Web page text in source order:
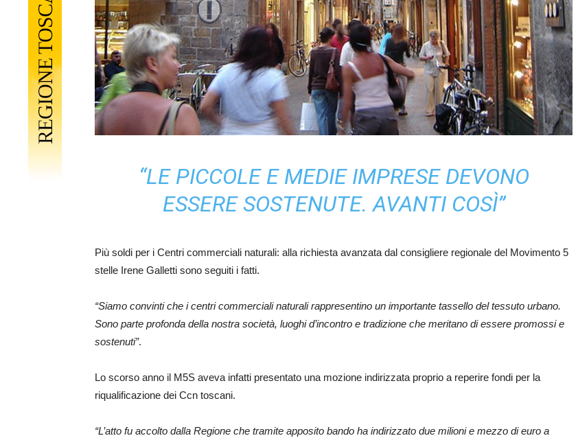
“LE PICCOLE E MEDIE IMPRESE DEVONO
ESSERE SOSTENUTE. AVANTI COSÌ”
Più soldi per i Centri commerciali naturali: alla richiesta avanzata dal consigliere regionale del Movimento 5
stelle Irene Galletti sono seguiti i fatti.
“Siamo convinti che i centri commerciali naturali rappresentino un importante tassello del tessuto urbano.
Sono parte profonda della nostra società, luoghi d’incontro e tradizione che meritano di essere promossi e
sostenuti”.
Lo scorso anno il M5S aveva infatti presentato una mozione indirizzata proprio a reperire fondi per la
riqualificazione dei Ccn toscani.
“L’atto fu accolto dalla Regione che tramite apposito bando ha indirizzato due milioni e mezzo di euro a